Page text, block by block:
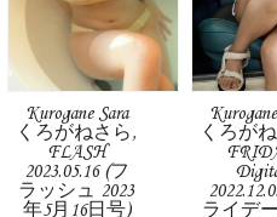
Kurogane Sara
くろがねさら,
FLASH
2023.05.16 (フ
ラッシュ 2023
年5月16日号)
くろが
ライデ